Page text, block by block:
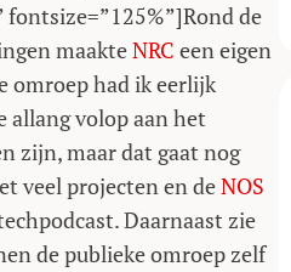
fontsize=”125%”]Rond de
maakteNRC een eigen
omroep had ik eerlijk
allang volop aan het
zijn, maar dat gaat nog
veel projecten en deNOS
Daarnaast zie
de publieke omroep zelf